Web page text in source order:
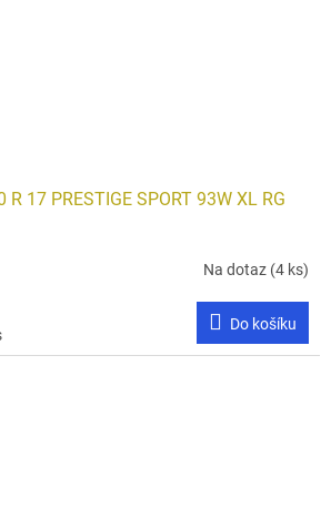
17 PRESTIGE SPORT 93W XL RG
Na dotaz (4 ks)
Do košíku